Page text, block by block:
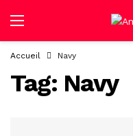
Accueil Navy
Tag: Navy